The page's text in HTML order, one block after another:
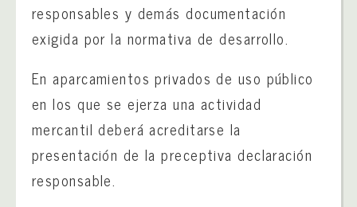
responsables y demás documentación
exigida por la normativa de desarrollo.
En aparcamientos privados de uso público
en los que se ejerza una actividad
mercantil deberá acreditarse la
presentación de la preceptiva declaración
responsable.